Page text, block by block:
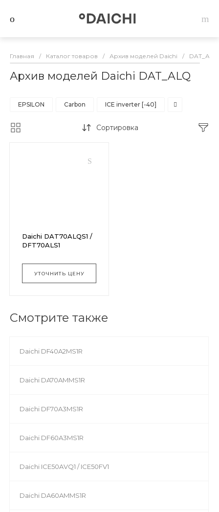
Главная / Каталог товаров / Архив моделей Daichi / DAT_ALQ
Архив моделей Daichi DAT_ALQ
EPSILON Carbon ICE inverter [-40]
Сортировка
Daichi DAT70ALQS1 /
DFT70ALS1
УТОЧНИТЬ ЦЕНУ
Смотрите также
Daichi DF40A2MS1R
Daichi DA70AMMS1R
Daichi DF70A3MS1R
Daichi DF60A3MS1R
Daichi ICE50AVQ1 / ICE50FV1
Daichi DA60AMMS1R